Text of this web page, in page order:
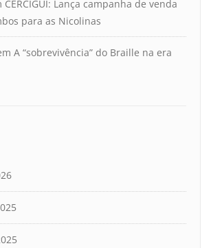
CERCIGUI: Lança campanha de venda
para as Nicolinas
A “sobrevivência” do Braille na era